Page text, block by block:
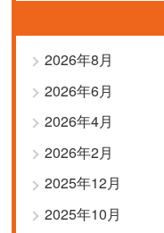
2026年8月
2026年6月
2026年4月
2026年2月
2025年12月
2025年10月